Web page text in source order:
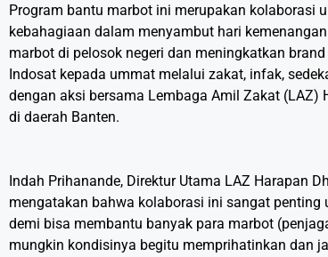
Program bantu marbot ini merupakan kolaborasi
kebahagiaan dalam menyambut hari
marbot di pelosok negeri dan meningkatkan
Indosat kepada ummat melalui zakat, infak,
dengan aksi bersama Lembaga Amil Zakat (LAZ)
di daerah Banten.
Indah Prihanande, Direktur Utama LAZ Harapan
mengatakan bahwa kolaborasi ini sangat penting
demi bisa membantu banyak para marbot
mungkin kondisinya begitu memprihatinkan dan